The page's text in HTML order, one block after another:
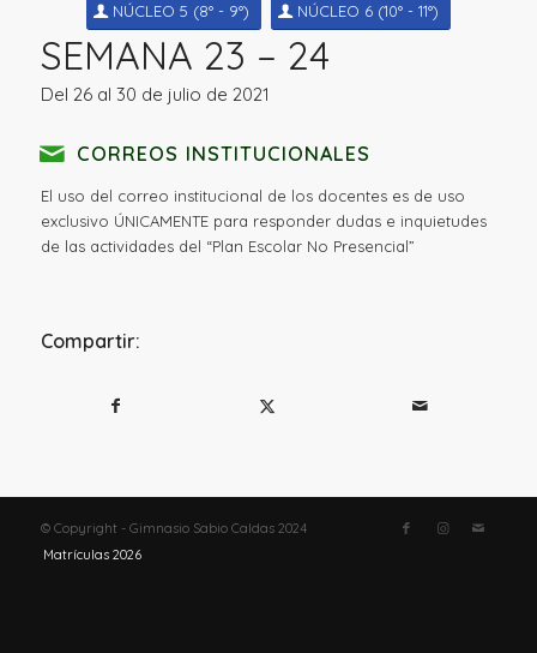
NÚCLEO 5 (8° - 9°) NÚCLEO 6 (10° - 11°)
SEMANA 23 – 24
Del 26 al 30 de julio de 2021
CORREOS INSTITUCIONALES
El uso del correo institucional de los docentes es de uso
exclusivo ÚNICAMENTE para responder dudas e inquietudes
de las actividades del “Plan Escolar No Presencial”
Compartir:
© Copyright - Gimnasio Sabio Caldas 2024
Matrículas 2026